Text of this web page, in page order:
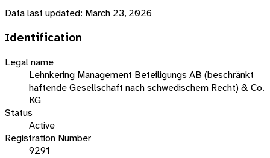
Data last updated: March 23, 2026
Identification
Legal name
Lehnkering Management Beteiligungs AB (beschränkt
haftende Gesellschaft nach schwedischem Recht) & Co.
KG
Status
Active
Registration Number
9291